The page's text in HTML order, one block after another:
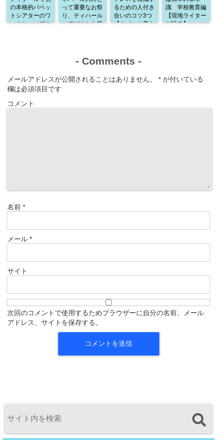
の本格的パペッ
トシアターのワ
ークショップ！
って重要なお祭
り、ティハール
ってどんなお祭
るための人付き
合いのコツ3つ
【ネパール暮ら
識 学校教育編
【現地ライター
が語る】
- Comments -
メールアドレスが公開されることはありません。 * が付いている
欄は必須項目です
コメント
名前 *
メール *
サイト
次回のコメントで使用するためブラウザーに自分の名前、メール
アドレス、サイトを保存する。